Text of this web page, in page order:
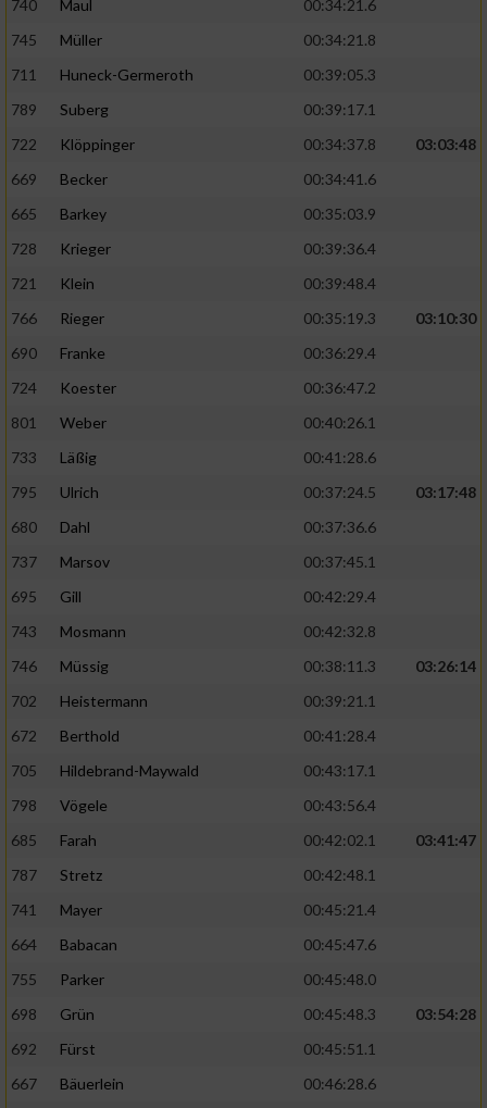
740 Maul
00:34:21.6
745
Müller
00:34:21.8
711
Huneck-Germeroth
00:39:05.3
789
Suberg
00:39:17.1
722
Klöppinger 00:34:37.8
03:03:48
669
Becker
00:34:41.6
665
Barkey
00:35:03.9
728
Krieger
00:39:36.4
721
Klein
00:39:48.4
766
Rieger 00:35:19.3
03:10:30
690
Franke
00:36:29.4
724
Koester
00:36:47.2
801
Weber
00:40:26.1
733
Läßig
00:41:28.6
795
Ulrich 00:37:24.5
03:17:48
680
Dahl
00:37:36.6
737
Marsov
00:37:45.1
695
Gill
00:42:29.4
743
Mosmann
00:42:32.8
746
Müssig 00:38:11.3
03:26:14
702
Heistermann
00:39:21.1
672
Berthold
00:41:28.4
705
Hildebrand-Maywald
00:43:17.1
798
Vögele
00:43:56.4
685
Farah 00:42:02.1
03:41:47
787
Stretz
00:42:48.1
741
Mayer
00:45:21.4
664
Babacan
00:45:47.6
755
Parker
00:45:48.0
698
Grün 00:45:48.3
03:54:28
692
Fürst
00:45:51.1
667
Bäuerlein
00:46:28.6